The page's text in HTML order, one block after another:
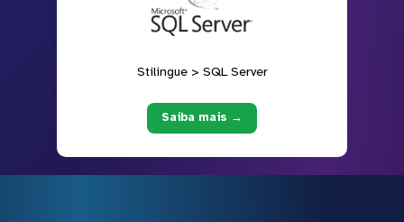
Stilingue > SQL Server
Saiba mais →